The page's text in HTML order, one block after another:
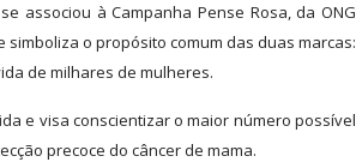
associou à Campanha Pense Rosa, da ONG
o propósito comum das duas marcas:
de milhares de mulheres.
e visa conscientizar o maior número possível
precoce do câncer de mama.